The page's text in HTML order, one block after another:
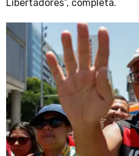
Libertadores”, completa.